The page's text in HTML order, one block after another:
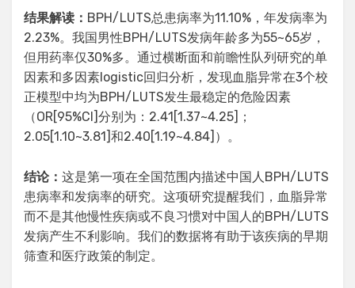
结果解读： BPH/LUTS总患病率为11.10%，年发病率为
2.23%。我国男性BPH/LUTS发病年龄多为55~65岁，
但用药率仅30%多。通过横断面和前瞻性队列研究的单
因素和多因素logistic回归分析，发现血脂异常在3个校
正模型中均为BPH/LUTS发生最稳定的危险因素
（OR[95%CI]分别为：2.41[1.37~4.25]；
2.05[1.10~3.81]和2.40[1.19~4.84]）。
结论： 这是第一项在全国范围内描述中国人BPH/LUTS
患病率和发病率的研究。这项研究提醒我们，血脂异常
而不是其他慢性疾病或不良习惯对中国人的BPH/LUTS
发病产生不利影响。我们的数据将有助于该疾病的早期
筛查和医疗政策的制定。